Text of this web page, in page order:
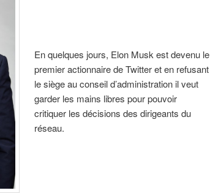
En quelques jours, Elon Musk est devenu le
premier actionnaire de Twitter et en refusant
le siège au conseil d’administration il veut
garder les mains libres pour pouvoir
critiquer les décisions des dirigeants du
réseau.